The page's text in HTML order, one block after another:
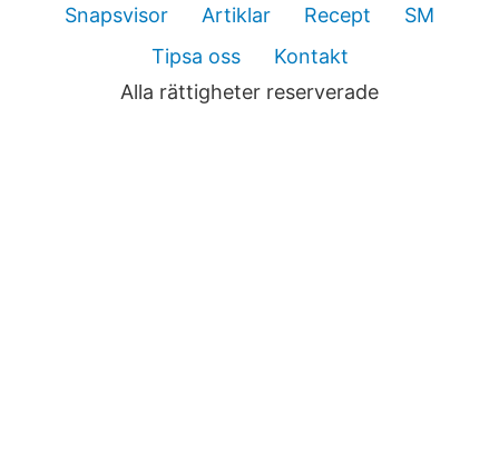
Snapsvisor
Artiklar Recept
SM
Tipsa oss
Kontakt
Alla rättigheter reserverade